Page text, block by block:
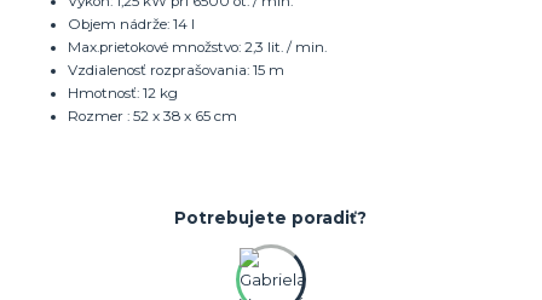
Objem nádrže: 14 l
Max.prietokové množstvo: 2,3 lit. / min.
Vzdialenosť rozprašovania: 15 m
Hmotnosť: 12 kg
Rozmer : 52 x 38 x 65 cm
Potrebujete poradiť?